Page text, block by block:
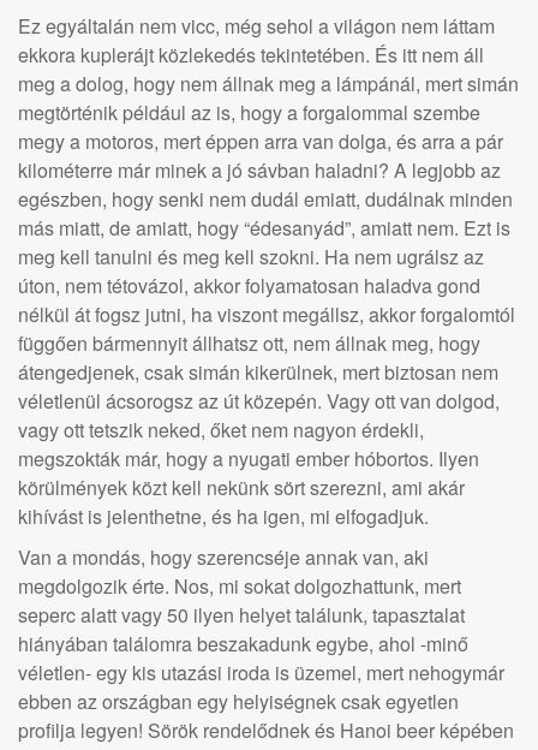
Ez egyáltalán nem vicc, még sehol a világon nem láttam
ekkora kuplerájt közlekedés tekintetében. És itt nem áll
meg a dolog, hogy nem állnak meg a lámpánál, mert simán
megtörténik például az is, hogy a forgalommal szembe
megy a motoros, mert éppen arra van dolga, és arra a pár
kilométerre már minek a jó sávban haladni? A legjobb az
egészben, hogy senki nem dudál emiatt, dudálnak minden
más miatt, de amiatt, hogy “édesanyád”, amiatt nem. Ezt is
meg kell tanulni és meg kell szokni. Ha nem ugrálsz az
úton, nem tétovázol, akkor folyamatosan haladva gond
nélkül át fogsz jutni, ha viszont megállsz, akkor forgalomtól
függően bármennyit állhatsz ott, nem állnak meg, hogy
átengedjenek, csak simán kikerülnek, mert biztosan nem
véletlenül ácsorogsz az út közepén. Vagy ott van dolgod,
vagy ott tetszik neked, őket nem nagyon érdekli,
megszokták már, hogy a nyugati ember hóbortos. Ilyen
körülmények közt kell nekünk sört szerezni, ami akár
kihívást is jelenthetne, és ha igen, mi elfogadjuk.
Van a mondás, hogy szerencséje annak van, aki
megdolgozik érte. Nos, mi sokat dolgozhattunk, mert
seperc alatt vagy 50 ilyen helyet találunk, tapasztalat
hiányában találomra beszakadunk egybe, ahol -minő
véletlen- egy kis utazási iroda is üzemel, mert nehogymár
ebben az országban egy helyiségnek csak egyetlen
profilja legyen! Sörök rendelődnek és Hanoi beer képében